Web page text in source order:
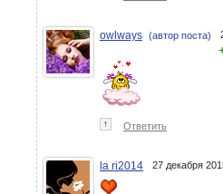
owlways (автор поста)
↑ Ответить
la ri2014 27 декабря